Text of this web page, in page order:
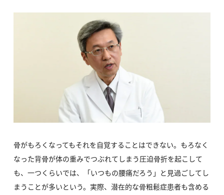
骨がもろくなってもそれを自覚することはできない。もろなく
なった背骨が体の重みでつぶれてしまう圧迫骨折を起こして
も、一つくらいでは、「いつもの腰痛だろう」と見過ごしてし
まうことが多いという。実際、潜在的な骨粗鬆症患者も含める